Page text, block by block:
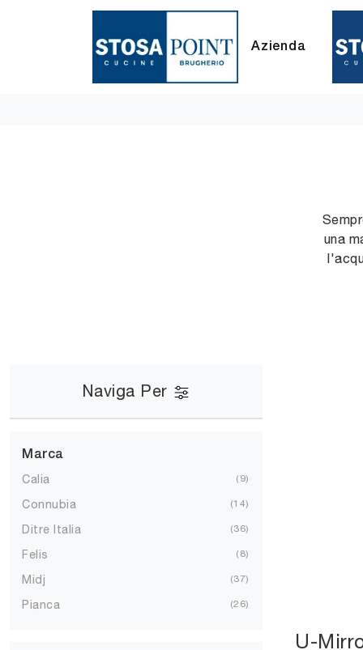
Azienda
una
Naviga Per
Marca
Calia 9
Connubia 14
Ditre Italia 36
Felis 8
Midj 37
Pianca 26
U-